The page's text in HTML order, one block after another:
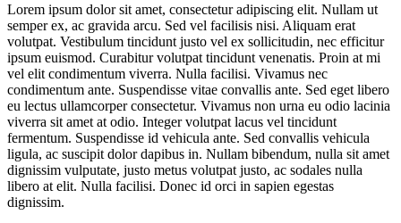
Lorem ipsum dolor sit amet, consectetur adipiscing elit. Nullam ut
semper ex, ac gravida arcu. Sed vel facilisis nisi. Aliquam erat
volutpat. Vestibulum tincidunt justo vel ex sollicitudin, nec efficitur
ipsum euismod. Curabitur volutpat tincidunt venenatis. Proin at mi
vel elit condimentum viverra. Nulla facilisi. Vivamus nec
condimentum ante. Suspendisse vitae convallis ante. Sed eget libero
eu lectus ullamcorper consectetur. Vivamus non urna eu odio lacinia
viverra sit amet at odio. Integer volutpat lacus vel tincidunt
fermentum. Suspendisse id vehicula ante. Sed convallis vehicula
ligula, ac suscipit dolor dapibus in. Nullam bibendum, nulla sit amet
dignissim vulputate, justo metus volutpat justo, ac sodales nulla
libero at elit. Nulla facilisi. Donec id orci in sapien egestas
dignissim.